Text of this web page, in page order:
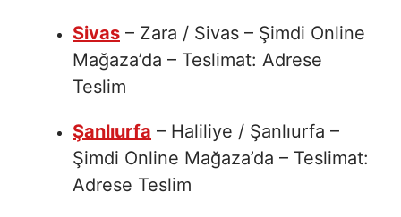
Sivas – Zara / Sivas – Şimdi Online
Mağaza’da – Teslimat: Adrese
Teslim
Şanlıurfa – Haliliye / Şanlıurfa –
Şimdi Online Mağaza’da – Teslimat:
Adrese Teslim